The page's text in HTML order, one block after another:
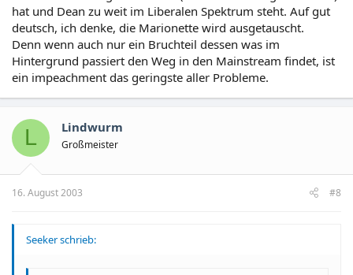
hat und Dean zu weit im Liberalen Spektrum steht. Auf gut
deutsch, ich denke, die Marionette wird ausgetauscht.
Denn wenn auch nur ein Bruchteil dessen was im
Hintergrund passiert den Weg in den Mainstream findet, ist
ein impeachment das geringste aller Probleme.
L Lindwurm
Großmeister
16. August 2003 #8
Seeker schrieb: